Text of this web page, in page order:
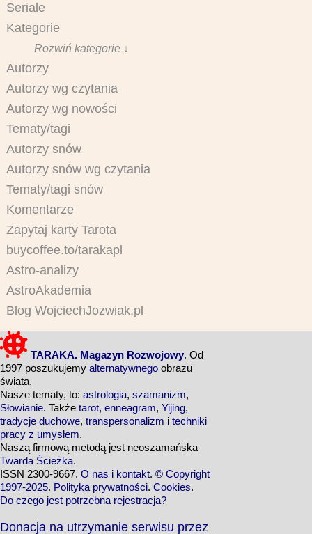
Seriale
Kategorie
Rozwiń kategorie ↓
Autorzy
Autorzy wg czytania
Autorzy wg nowości
Tematy/tagi
Autorzy snów
Autorzy snów wg czytania
Tematy/tagi snów
Komentarze
Zapytaj karty Tarota
buycoffee.to/tarakapl
Astro-analizy
AstroAkademia
Blog WojciechJozwiak.pl
TARAKA. Magazyn Rozwojowy. Od
1997 poszukujemy alternatywnego obrazu
świata.
Nasze tematy, to: astrologia, szamanizm,
Słowianie. Także tarot, enneagram, Yijing,
tradycje duchowe, transpersonalizm i techniki
pracy z umysłem.
Naszą firmową metodą jest neoszamańska
Twarda Ścieżka.
ISSN 2300-9667. O nas i kontakt. © Copyright
1997-2025. Polityka prywatności. Cookies.
Do czego jest potrzebna rejestracja?
Donacja na utrzymanie serwisu przez